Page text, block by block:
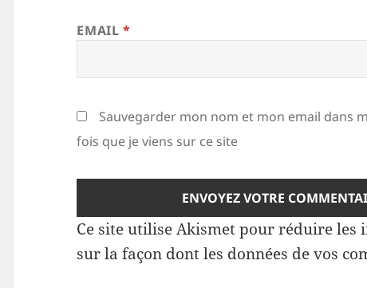
EMAIL*
Sauvegarder mon nom et mon email dans
fois que je viens sur ce site
Ce site utilise Akismet pour réduire les
sur la façon dont les données de vos